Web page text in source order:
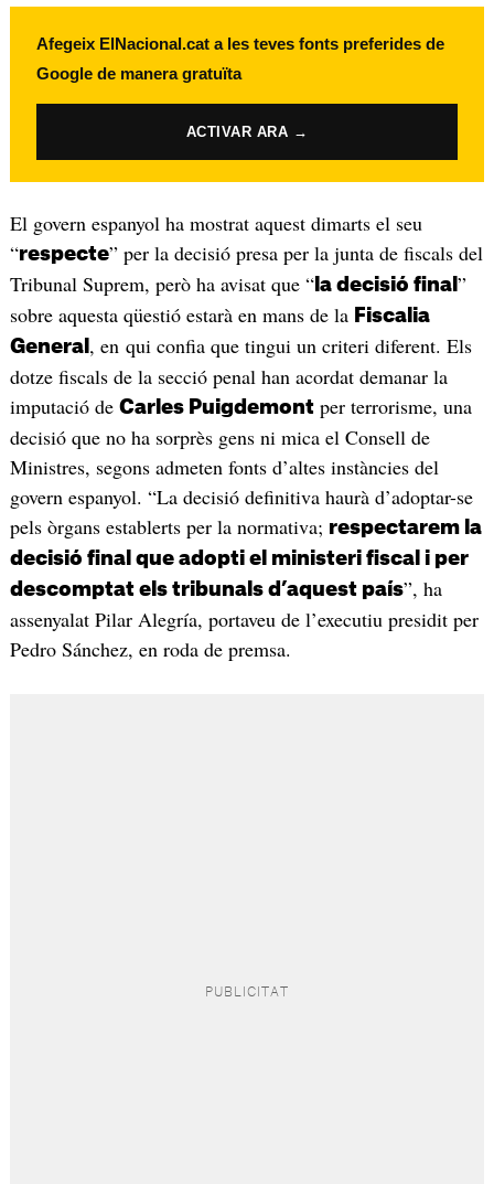
Afegeix ElNacional.cat a les teves fonts preferides de
Google de manera gratuïta
ACTIVAR ARA →
El govern espanyol ha mostrat aquest dimarts el seu
“respecte” per la decisió presa per la junta de fiscals del
Tribunal Suprem, però ha avisat que “la decisió final ”
sobre aquesta qüestió estarà en mans de la Fiscalia
General , en qui confia que tingui un criteri diferent. Els
dotze fiscals de la secció penal han acordat demanar la
imputació de Carles Puigdemontper terrorisme, una
decisió que no ha sorprès gens ni mica el Consell de
Ministres, segons admeten fonts d’altes instàncies del
govern espanyol. “La decisió definitiva haurà d’adoptar-se
pels òrgans establerts per la normativa; respectarem la
decisió final que adopti el ministeri fiscal i per
descomptat els tribunals d’aquest país”, ha
assenyalat Pilar Alegría, portaveu de l’executiu presidit per
Pedro Sánchez, en roda de premsa.